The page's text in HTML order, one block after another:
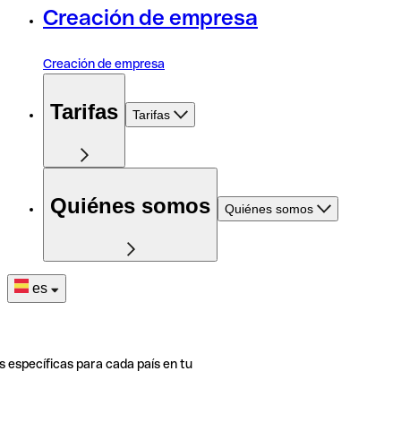
Creación de empresa
Creación de empresa
Tarifas Tarifas
Quiénes somos Quiénes somos
es
específicas para cada país en tu